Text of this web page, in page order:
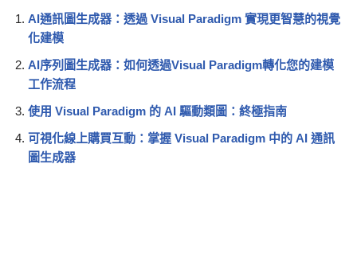
AI通訊圖生成器：透過 Visual Paradigm 實現更智慧的視覺
化建模
AI序列圖生成器：如何透過Visual Paradigm轉化您的建模
工作流程
使用 Visual Paradigm 的 AI 驅動類圖：終極指南
可視化線上購買互動：掌握 Visual Paradigm 中的 AI 通訊
圖生成器